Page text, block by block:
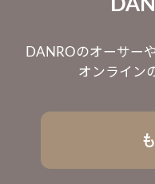
DANROのオーサー
オンライン